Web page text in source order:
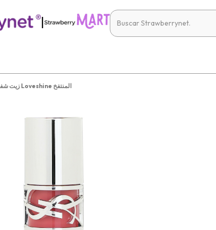
|
زيت شفاه Loveshine المنتفخ